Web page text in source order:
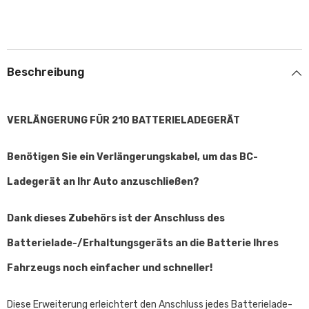
Beschreibung
VERLÄNGERUNG FÜR 210 BATTERIELADEGERÄT
Benötigen Sie ein Verlängerungskabel, um das BC-
Ladegerät an Ihr Auto anzuschließen?
Dank dieses Zubehörs ist der Anschluss des
Batterielade-/Erhaltungsgeräts an die Batterie Ihres
Fahrzeugs noch einfacher und schneller!
Diese Erweiterung erleichtert den Anschluss jedes Batterielade-